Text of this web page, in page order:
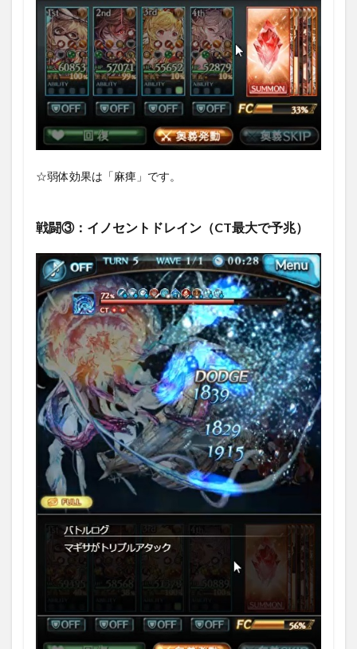
☆弱体効果は「麻痺」です。
戦闘③：イノセントドレイン（CT最大で予兆）